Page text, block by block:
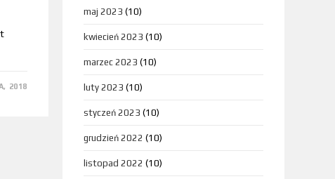
2018
maj 2023 (10)
kwiecień 2023 (10)
marzec 2023 (10)
luty 2023 (10)
styczeń 2023 (10)
grudzień 2022 (10)
listopad 2022 (10)